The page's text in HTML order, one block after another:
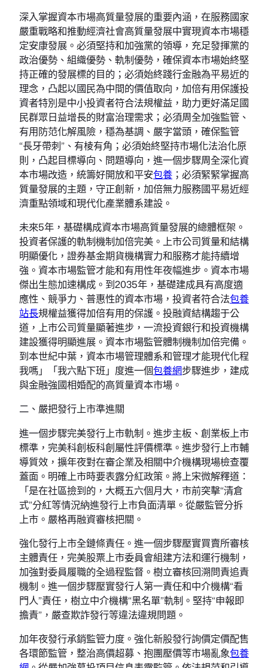
深入掌握資本市場高質量發展的重要內涵，在服務國家
嚴重戰略和推動經濟社會高質量發展中實現資本市場穩
定安康發展。必須堅持和加強黨的領導，充足發揮黨的
政治優勢、組織優勢、軌制優勢，確保資本市場始終堅
持正確的發展標的目的；必須始終踐行金融為平易近的
理念，凸起以國民為中間的價值取向，加倍有用保護投
資者特別是中小投資者符合法規權益，助力更好滿足國
民群眾日益增長的財富治理需求；必須周全加強監管、
有用防范化解風險，穩為基調、嚴字當頭，確保監管
“長牙帶刺”、有棱有角；必須始終堅持市場化法治化原
則，凸起目標導向、問題導向，進一個步驟周全深化資
本市場改造，統籌好開放和平安包養 ；必須緊緊掌握高
質量發展的主題，守正創新，加倍無力服務國平易近經
濟重點領域和現代化產業體系建設。
未來5年，基礎構成資本市場高質量發展的總體框架。
投資者保護的軌制機制加倍完美。上市公司質量和結構
明顯優化，證券基金期貨機構實力和服務才能持續增
強。資本市場監管才能和有用性年夜幅進步。資本市場
傑出生態加速構成。到2035年，基礎建成具有高度適
應性、競爭力、普惠性的資本市場，投資者符合法包養
站長規權益獲得加倍有用的保護。投融資結構趨于公
道，上市公司質量顯著進步，一流投資銀行和投資機構
建設獲得明顯進展。資本市場監管體制機制加倍完備。
到本世紀中葉，資本市場管理體系和管理才能現代化程
我嗎」「我六點下班」度進一個包養網步驟進步，建成
與金融強國相婚配的高質量資本市場。
二、嚴把發行上市準進關
進一個步驟完美發行上市軌制。進步主板、創業板上市
標準，完美科創板科創屬性評價標準。進步發行上市輔
導質效，擴年夜對在審企業及相關中介機構現場檢查覆
蓋面。明確上市時要表露分紅政策。將上宋微解釋道：
「是在社區撿到的，大概五六個月大，市前突擊“清倉
式”分紅等情況納進發行上市負面清單。從嚴監管分拆
上市。嚴格再融資審核把關。
強化發行上市全鏈條責任。進一個步驟壓實買賣所審核
主體責任，完美股票上市委員會組建方法和運行機制，
加強對委員履職的全過程監督。樹立審核回溯問責追責
機制。進一個步驟壓實發行人第一責任和中介機構“看
門人”責任，樹立中介機構“黑名單”軌制。堅持“申報即
擔責”，嚴查欺詐發行等違法違規問題。
加年夜發行承銷監管力度。強化新股發行詢價定價配售
各環節監管，整治高價超募、抱團壓價等市場亂象包養